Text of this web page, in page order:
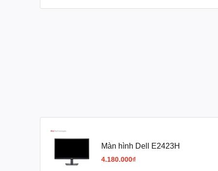
Convenient connectivity (Kết nối thuận tiện): Kết nối
Maximise your desktop (Tối đa hóa máy tính để bàn
Màn hình Dell E2423H
4.180.000₫